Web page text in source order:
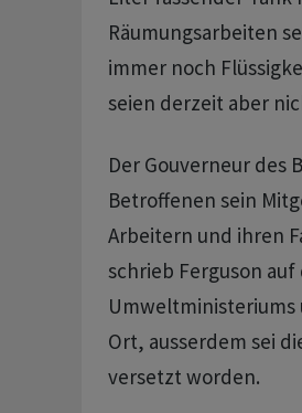
Räumungsarbeiten
immer noch
seien derzeit aber
Der Gouverneur des
Betroffenen sein
Arbeitern und ihren
schrieb Ferguson
Umweltministeriums
Ort, ausserdem sei
versetzt worden.